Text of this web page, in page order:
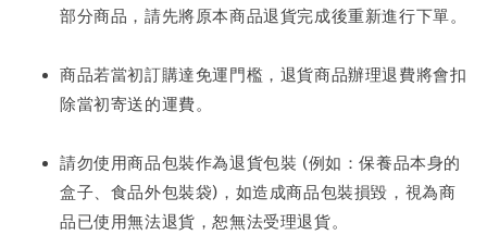
部分商品，請先將原本商品退貨完成後重新進行下單。
商品若當初訂購達免運門檻，退貨商品辦理退費將會扣
除當初寄送的運費。
請勿使用商品包裝作為退貨包裝 (例如：保養品本身的
盒子、食品外包裝袋)，如造成商品包裝損毀，視為商
品已使用無法退貨，恕無法受理退貨。